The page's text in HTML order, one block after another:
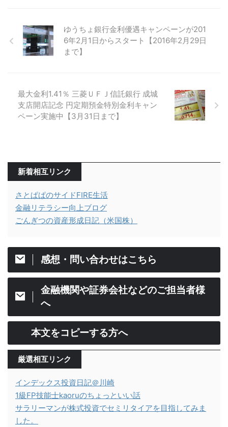
ゆうちょ銀行金利優遇キャンペーンが201
6年2月1日からスタート【2016年2月29日
まで】
最大金利1.41％ 三菱ＵＦＪ信託銀行 成城
支店開店記念 円定期預金特別金利キャン
ペーン実施中【3月31日まで】
新着相互リンク
さとぱぱのサイドFIRE生活
金融リテラシー向上ブログ
ごんぎつの資産形成日記（米国株）
感想・問い合わせはこちら
金融機関や証券会社などのご担当者様
へ
本文をコピーする方へ
厳選相互リンク
インデックス投資日記＠川崎
1級FP技能士kaoruのちょっといい話
サラリーマンが株式投資でセミリタイアを目指してみま
した。